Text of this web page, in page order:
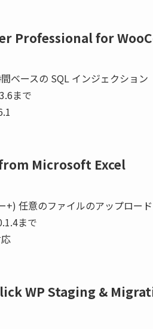
Professional for
ベースの SQL インジェクション
まで
Microsoft Excel
+) 任意のファイルのアップロード
まで
WP Staging &